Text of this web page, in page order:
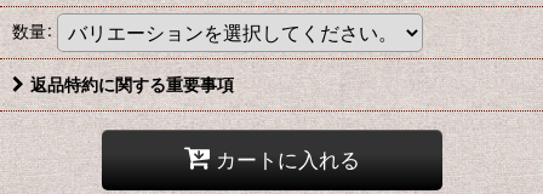
数量:
返品特約に関する重要事項
カートに入れる